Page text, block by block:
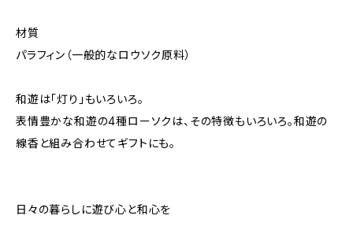
材質
パラフィン（一般的なロウソク原料）
和遊は「灯り」もいろいろ。
表情豊かな和遊の4種ローソクは、その特徴もいろいろ。和遊の
線香と組み合わせてギフトにも。
日々の暮らしに遊び心と和心を